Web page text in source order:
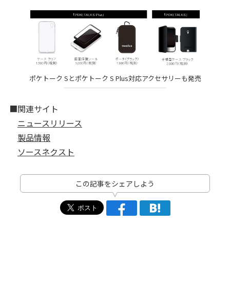
ポケトーク Sとポケトーク S Plus対応アクセサリーも発売
■関連サイト
ニュースリリース
製品情報
ソースネクスト
この記事をシェアしよう